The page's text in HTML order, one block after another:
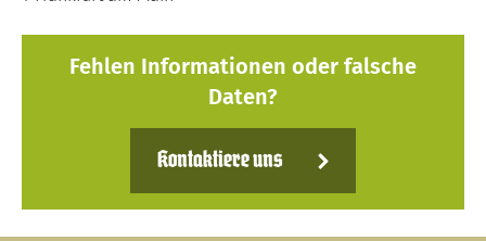
Fehlen Informationen oder falsche
Daten?
Kontaktiere uns